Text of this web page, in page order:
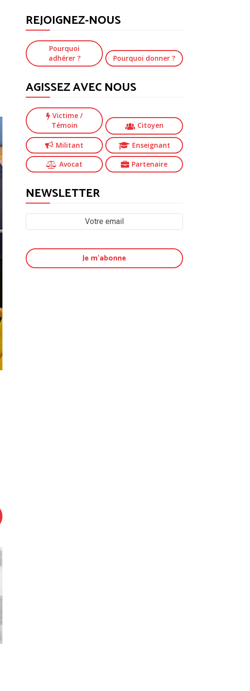
REJOIGNEZ-NOUS
Pourquoi
adhérer ?
Pourquoi donner ?
AGISSEZ AVEC NOUS
Victime/
Témoin
Citoyen
Militant Enseignant
Avocat Partenaire
NEWSLETTER